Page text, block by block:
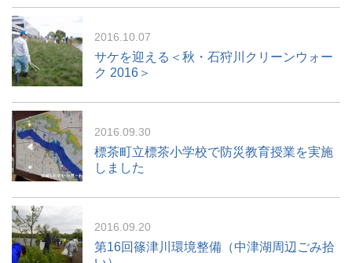
2016.10.07
サケを迎える＜秋・石狩川クリーンウォー
ク 2016＞
2016.09.30
標茶町立標茶小学校で防災教育授業を実施
しました
2016.09.20
第16回篠津川環境整備（中津湖周辺ごみ拾